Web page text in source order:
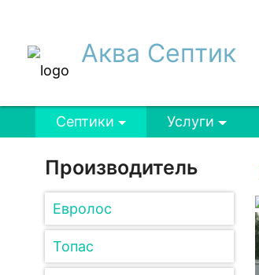
Аква Септик
Септики Услуги
Производитель
Евролос
Топас